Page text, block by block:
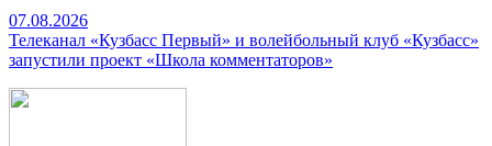
07.08.2026
Телеканал «Кузбасс Первый» и волейбольный клуб «Кузбасс»
запустили проект «Школа комментаторов»